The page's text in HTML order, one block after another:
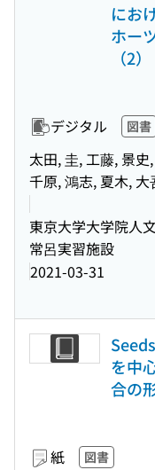
にお
ホー
（2）
デジタル 図書
太田, 圭, 工藤, 景
千原, 鴻志, 夏木,
東京大学大学院人
常呂実習施設
2021-03-31
を中
合の
紙 図書